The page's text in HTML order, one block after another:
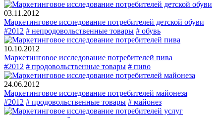
03.11.2012
Маркетинговое исследование потребителей детской обуви
#2012 # непродовольственные товары # обувь
10.10.2012
Маркетинговое исследование потребителей пива
#2012 # продовольственные товары # пиво
24.06.2012
Маркетинговое исследование потребителей майонеза
#2012 # продовольственные товары # майонез